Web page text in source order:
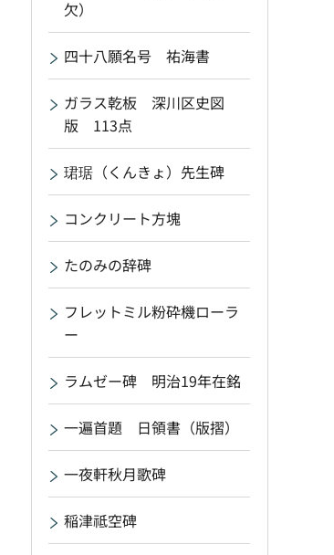
欠）
四十八願名号 祐海書
ガラス乾板 深川区史図
版 113点
珺琚（くんきょ）先生碑
コンクリート方塊
たのみの辞碑
フレットミル粉砕機ローラ
ー
ラムゼー碑 明治19年在銘
一遍首題 日領書（版摺）
一夜軒秋月歌碑
稲津祗空碑